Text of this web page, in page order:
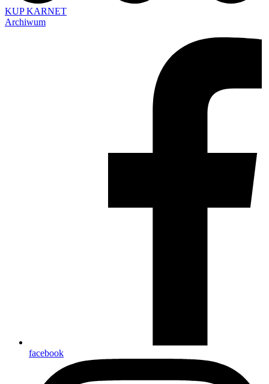
KUP KARNET
Archiwum
facebook